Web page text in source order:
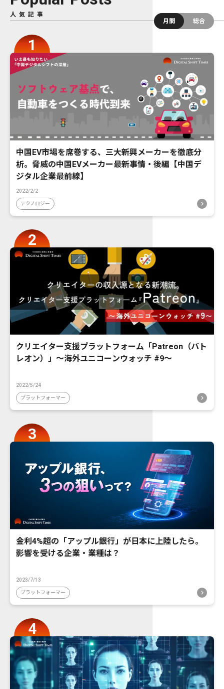
人気記事
月間
総合
中国EV市場を席巻する、三大新興メーカーを徹底分
析。脅威の中国EVメーカー最新事情・後編【中国デ
ジタル企業最前線】
2022/2/2
テクノロジー
クリエイター支援プラットフォーム「Patreon（パト
レオン）」〜海外ユニコーンウォッチ #9〜
2022/5/24
プラットフォーマー
金利4%超の「アップル銀行」が日本に上陸したら。
影響を受ける企業・業種は？
2023/7/13
プラットフォーマー